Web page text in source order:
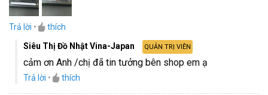
Trả lời •
thích
Siêu Thị Đồ Nhật Vina-Japan
QUẢN TRỊ VIÊN
cảm ơn Anh /chị đã tin tưởng bên shop em ạ
Trả lời • thích